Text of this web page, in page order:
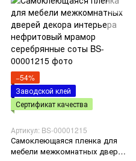
−54%
Заводской клей
Сертификат качества
Артикул: BS-00001215
Самоклеющаяся пленка для
мебели межкомнатных дверей